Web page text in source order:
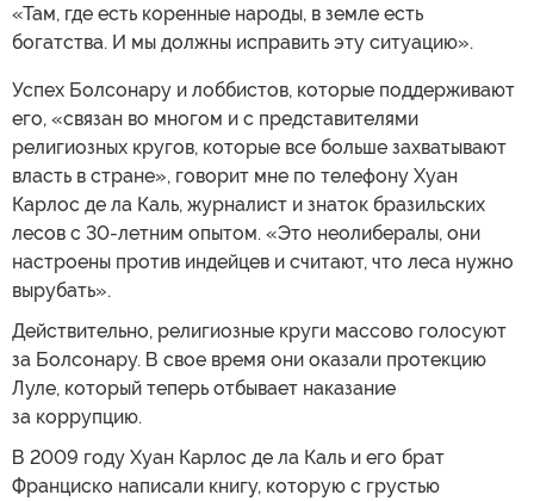
«Там, где есть коренные народы, в земле есть
богатства. И мы должны исправить эту ситуацию».
Успех Болсонару и лоббистов, которые поддерживают
его, «связан во многом и с представителями
религиозных кругов, которые все больше захватывают
власть в стране», говорит мне по телефону Хуан
Карлос де ла Каль, журналист и знаток бразильских
лесов с 30-летним опытом. «Это неолибералы, они
настроены против индейцев и считают, что леса нужно
вырубать».
Действительно, религиозные круги массово голосуют
за Болсонару. В свое время они оказали протекцию
Луле, который теперь отбывает наказание
за коррупцию.
В 2009 году Хуан Карлос де ла Каль и его брат
Франциско написали книгу, которую с грустью